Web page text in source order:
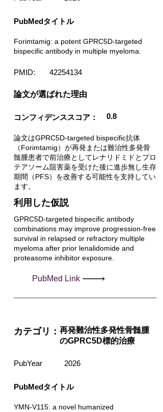
PubMedタイトル
Forimtamig: a potent GPRC5D-targeted
bispecific antibody in multiple myeloma.
PMID: 42254134
​論文が選ばれた理由
コンフィデンススコア： 0.8
論文はGPRC5D-targeted bispecific抗体
（Forimtamig）が再発または難治性多発骨
髄腫患者で前治療としてレナリドミドとプロ
テアソーム阻害薬を受けた後に進歩無し生存
期間（PFS）を改善する可能性を支持してい
ます。
利用した仮説
GPRC5D-targeted bispecific antibody
combinations may improve progression-free
survival in relapsed or refractory multiple
myeloma after prior lenalidomide and
proteasome inhibitor exposure.
PubMed Link
カテゴリ： 再発難治性多発性骨髄腫
のGPRC5D標的治療
PubYear 2026
PubMedタイトル
YMN-V115: a novel humanized